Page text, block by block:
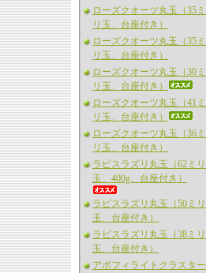
ローズクオーツ丸玉（35ミ
リ玉、台座付き）
ローズクオーツ丸玉（35ミ
リ玉、台座付き）
ローズクオーツ丸玉（30ミ
リ玉、台座付き）
ローズクオーツ丸玉（41ミ
リ玉、台座付き）
ローズクオーツ丸玉（36ミ
リ玉、台座付き）
ラピスラズリ丸玉（62ミリ
玉、400g、台座付き）
ラピスラズリ丸玉（50ミリ
玉、台座付き）
ラピスラズリ丸玉（38ミリ
玉、台座付き）
アポフィライトクラスター